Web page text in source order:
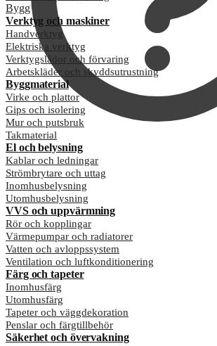
Bygg
Verktyg och maskiner
Handverktyg
Elektriska verktyg
Verktygslådor och förvaring
Arbetskläder och skyddsutrustning
Byggmaterial
Virke och plattor
Gips och isolering
Mur och putsbruk
Takmaterial
El och belysning
Kablar och ledningar
Strömbrytare och uttag
Inomhusbelysning
Utomhusbelysning
VVS och uppvärmning
Rör och kopplingar
Värmepumpar och radiatorer
Vatten och avloppssystem
Ventilation och luftkonditionering
Färg och tapeter
Inomhusfärg
Utomhusfärg
Tapeter och väggdekoration
Penslar och färgtillbehör
Säkerhet och övervakning